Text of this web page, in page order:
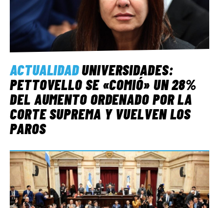
ACTUALIDADUNIVERSIDADES:
PETTOVELLO SE «COMIÓ» UN 28%
DEL AUMENTO ORDENADO POR LA
CORTE SUPREMA Y VUELVEN LOS
PAROS